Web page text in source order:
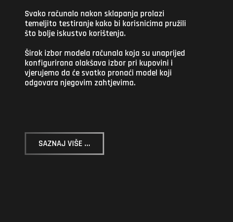
Svako računalo nakon sklapanja prolazi
temeljito testiranje kako bi korisnicima pružili
što bolje iskustvo korištenja.
Širok izbor modela računala koja su unaprijed
konfigurirana olakšava izbor pri kupovini i
vjerujemo da će svatko pronaći model koji
odgovara njegovim zahtjevima.
SAZNAJ VIŠE ...